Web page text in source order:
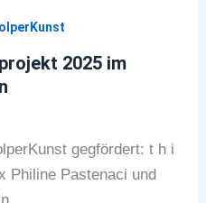
2025 im
gegfördert: t h i
Philine Pastenaci und